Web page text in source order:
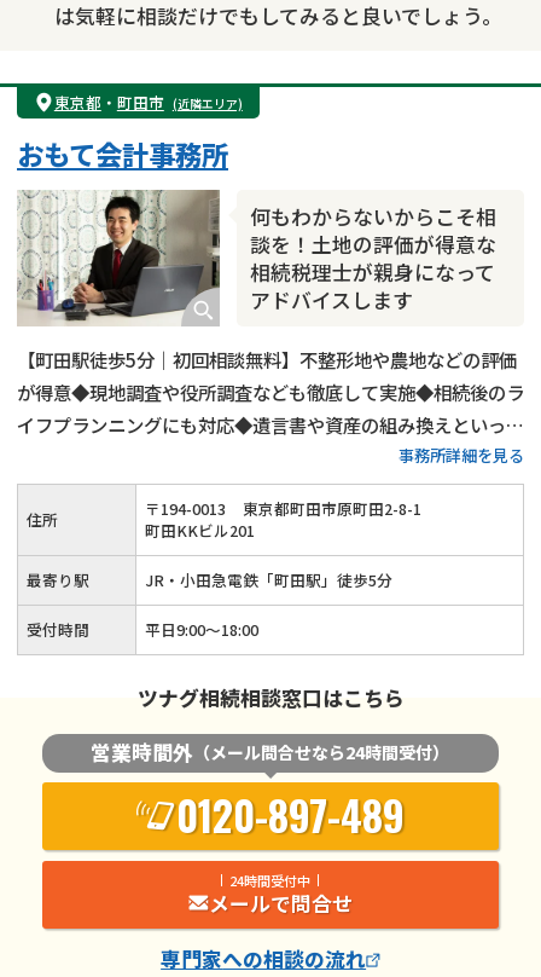
は気軽に相談だけでもしてみると良いでしょう。
東京都 ・ 町田市 (近隣エリア)
何もわからないからこそ相
談を！土地の評価が得意な
相続税理士が親身になって
アドバイスします
おもて会計事務所
【町田駅徒歩5分｜初回相談無料】不整形地や農地などの評価
が得意◆現地調査や役所調査なども徹底して実施◆相続後のラ
イフプランニングにも対応◆遺言書や資産の組み換えといった
生前対策も可能◆話しやすくて親切な税理士が、お客様の悩み
に寄り添いながら相続税申告をサポートします。
事務所詳細を見る
住所 〒194-0013
東京都町田市原町田2-8-1
町田KKビル201
最寄り駅 JR・小田急電鉄「町田駅」徒歩5分
受付時間 平日9:00～18:00
ツナグ相続相談窓口はこちら
営業時間外 （メール問合せなら24時間受付）
0120-897-489
24時間受付中
メールで問合せ
専門家への相談の流れ